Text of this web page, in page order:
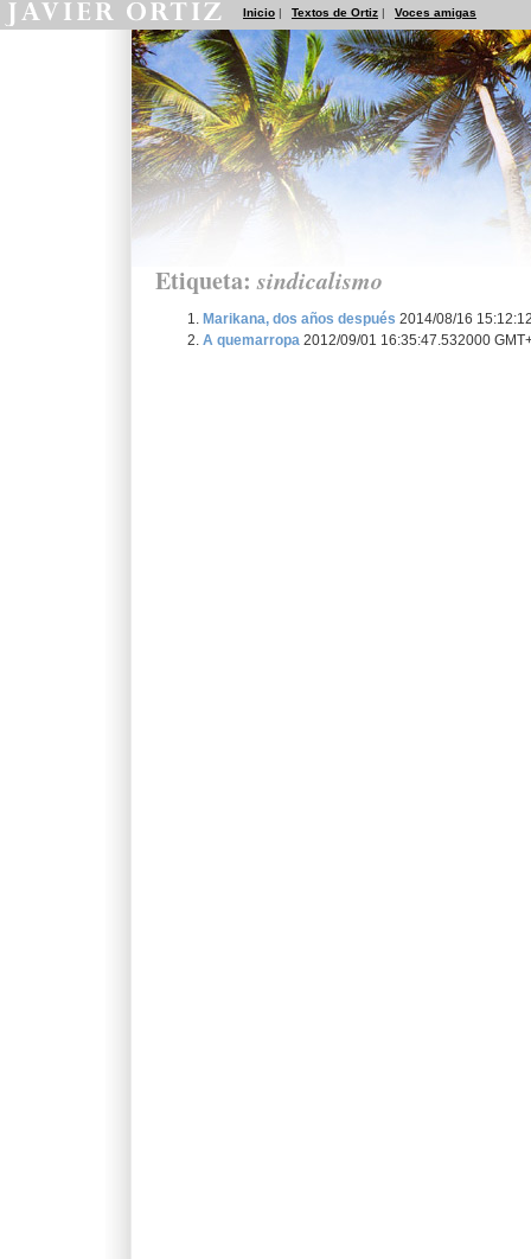
Inicio | Textos de Ortiz | Voces amigas
Etiqueta:sindicalismo
Marikana, dos años después 2014/08/16
A quemarropa 2012/09/01 16:35:47.532000